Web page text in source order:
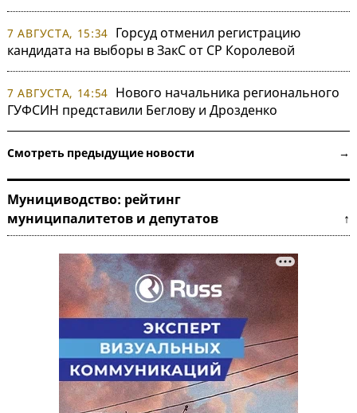
7 АВГУСТА, 15:34 Горсуд отменил регистрацию
кандидата на выборы в ЗакС от СР Королевой
7 АВГУСТА, 14:54 Нового начальника регионального
ГУФСИН представили Беглову и Дрозденко
Смотреть предыдущие новости →
Мунициводство: рейтинг
муниципалитетов и депутатов ↑